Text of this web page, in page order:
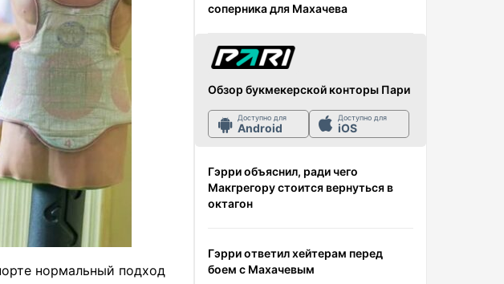
нормальный подход
соперника для Махачева
Обзор букмекерской конторы Пари
Доступно для
Android
Доступно для
iOS
Гэрри объяснил, ради чего
Макгрегору стоится вернуться в
октагон
Гэрри ответил хейтерам перед
боем с Махачевым